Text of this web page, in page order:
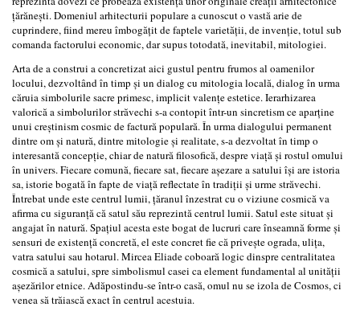
ţărăneşti. Domeniul arhitecturii populare a cunoscut o vastă arie de
cuprindere, fiind mereu îmbogăţit de faptele varietăţii, de invenţie, totul sub
comanda factorului economic, dar supus totodată, inevitabil, mitologiei.
Arta de a construi a concretizat aici gustul pentru frumos al oamenilor
locului, dezvoltând în timp şi un dialog cu mitologia locală, dialog în urma
căruia simbolurile sacre primesc, implicit valenţe estetice. Ierarhizarea
valorică a simbolurilor străvechi s-a contopit într-un sincretism ce aparţine
unui creştinism cosmic de factură populară. În urma dialogului permanent
dintre om şi natură, dintre mitologie şi realitate, s-a dezvoltat în timp o
interesantă concepţie, chiar de natură filosofică, despre viaţă şi rostul omului
în univers. Fiecare comună, fiecare sat, fiecare aşezare a satului îşi are istoria
sa, istorie bogată în fapte de viaţă reflectate în tradiţii şi urme străvechi.
Întrebat unde este centrul lumii, ţăranul înzestrat cu o viziune cosmică va
afirma cu siguranţă că satul său reprezintă centrul lumii. Satul este situat şi
angajat în natură. Spaţiul acesta este bogat de lucruri care înseamnă forme şi
sensuri de existenţă concretă, el este concret fie că priveşte ograda, uliţa,
vatra satului sau hotarul. Mircea Eliade coboară logic dinspre centralitatea
cosmică a satului, spre simbolismul casei ca element fundamental al unităţii
aşezărilor etnice. Adăpostindu-se într-o casă, omul nu se izola de Cosmos, ci
venea să trăiască exact în centrul acestuia.